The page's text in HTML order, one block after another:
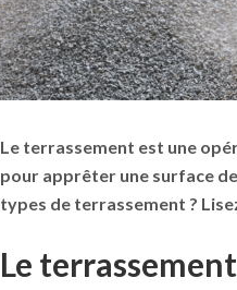
Le terrassement est une
pour apprêter une surface
types de terrassement ?
Le